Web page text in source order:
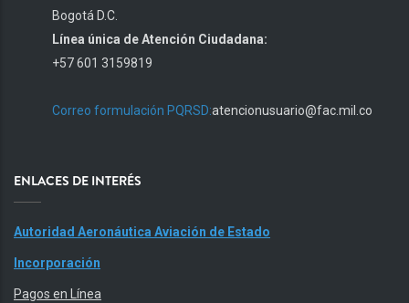
Bogotá D.C.
Línea única de Atención Ciudadana:
+57 601 3159819
Correo formulación PQRSD:atencionusuario@fac.mil.co
ENLACES DE INTERÉS
Autoridad Aeronáutica Aviación de Estado
Incorporación
Pagos en Línea